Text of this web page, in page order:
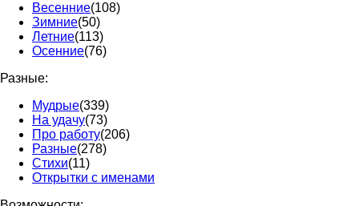
Весенние(108)
Зимние(50)
Летние(113)
Осенние(76)
Разные:
Мудрые(339)
На удачу(73)
Про работу(206)
Разные(278)
Стихи(11)
Открытки с именами